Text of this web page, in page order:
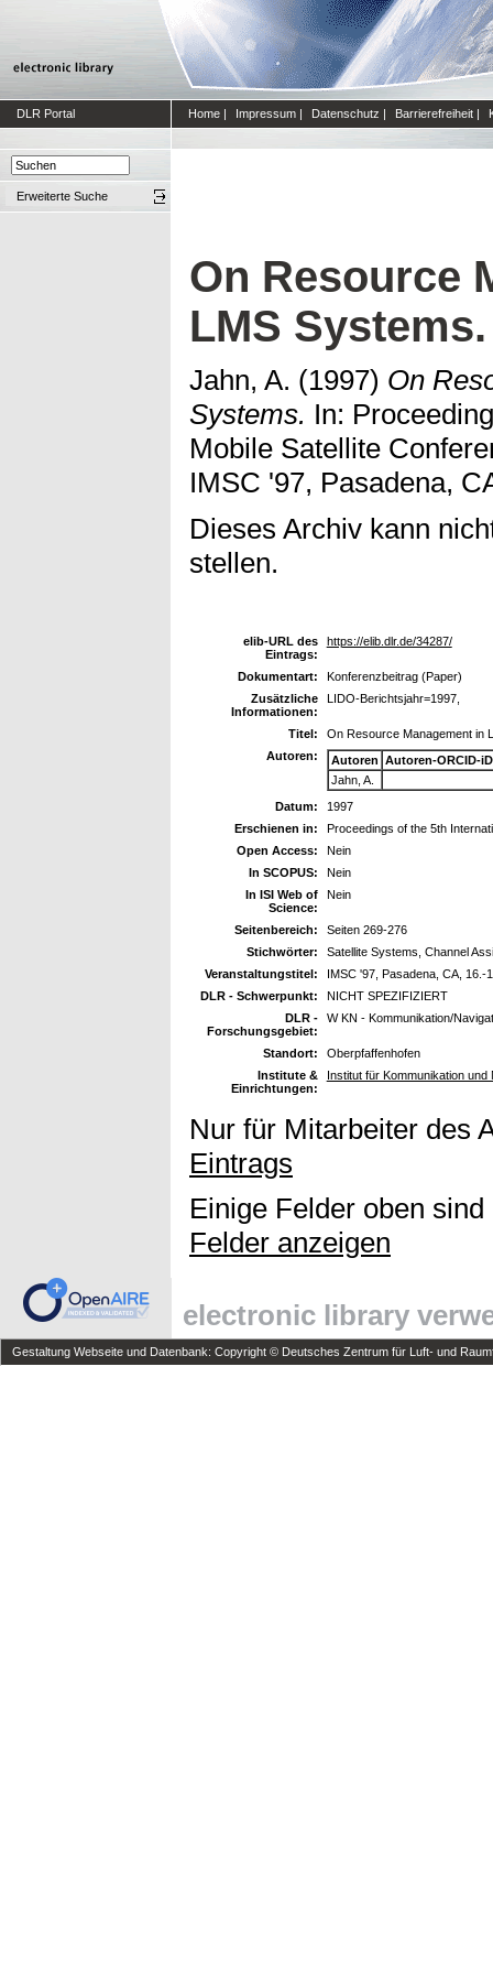
DLR Portal Home | Impressum | Datenschutz | Barrierefreiheit |
Erweiterte Suche
On Resource
LMS Systems.
Jahn, A. (1997) On
Systems. In:
Mobile Satellite
IMSC '97, Pasadena,
Dieses Archiv kann
stellen.
elib-URL des
Eintrags:
https://elib.dlr.de/34287/
Dokumentart:
Konferenzbeitrag (Paper)
Zusätzliche
Informationen:
LIDO-Berichtsjahr=1997,
Titel:
On Resource Management in
Autoren:
Autoren Autoren-ORCID-iD
Jahn, A.
Datum:
1997
Erschienen in:
Proceedings of the 5th
Open Access:
Nein
In SCOPUS:
Nein
In ISI Web of
Science:
Nein
Seitenbereich:
Seiten 269-276
Stichwörter:
Satellite Systems, Channel
Veranstaltungstitel:
IMSC '97, Pasadena, CA, 16.-
DLR - Schwerpunkt:
NICHT SPEZIFIZIERT
DLR -
Forschungsgebiet:
W KN - Kommunikation/
Standort:
Oberpfaffenhofen
Institute &
Einrichtungen:
Institut für Kommunikation
Nur für Mitarbeiter des
Eintrags
Einige Felder oben
Felder anzeigen
electronic library
Gestaltung Webseite und Datenbank: Copyright © Deutsches Zentrum für Luft- und